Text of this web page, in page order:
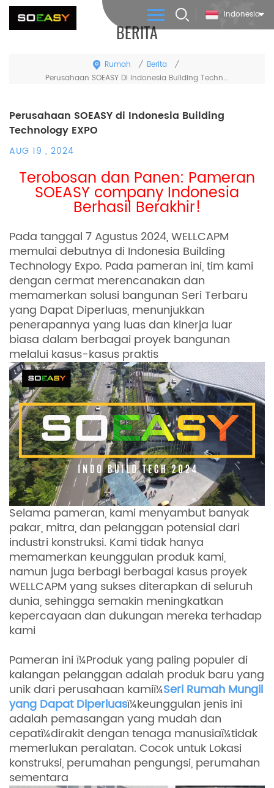
Indonesia
BERITA
Rumah / Berita
/
Perusahaan SOEASY Di Indonesia Building Technology EXPO
Perusahaan SOEASY di Indonesia Building
Technology EXPO
AUG 19 , 2024
Terobosan dan Panen: Pameran
SOEASY company Indonesia
Berhasil Berakhir!
Pada tanggal 7 Agustus 2024, WELLCAPM
memulai debutnya di Indonesia Building
Technology Expo. Pada pameran ini, tim kami
dengan cermat merencanakan dan
memamerkan solusi bangunan Seri Terbaru
yang Dapat Diperluas, menunjukkan
penerapannya yang luas dan kinerja luar
biasa dalam berbagai proyek bangunan
melalui kasus-kasus praktis
Selama pameran, kami menyambut banyak
pakar, mitra, dan pelanggan potensial dari
industri konstruksi. Kami tidak hanya
memamerkan keunggulan produk kami,
namun juga berbagi berbagai kasus proyek
WELLCAPM yang sukses diterapkan di seluruh
dunia, sehingga semakin meningkatkan
kepercayaan dan dukungan mereka terhadap
kami
Pameran ini ï¼Produk yang paling populer di
kalangan pelanggan adalah produk baru yang
unik dari perusahaan kamiï¼Seri Rumah Mungil
yang Dapat Diperluasï¼keunggulan jenis ini
adalah pemasangan yang mudah dan
cepatï¼dirakit dengan tenaga manusiaï¼tidak
memerlukan peralatan. Cocok untuk Lokasi
konstruksi, perumahan pengungsi, perumahan
sementara